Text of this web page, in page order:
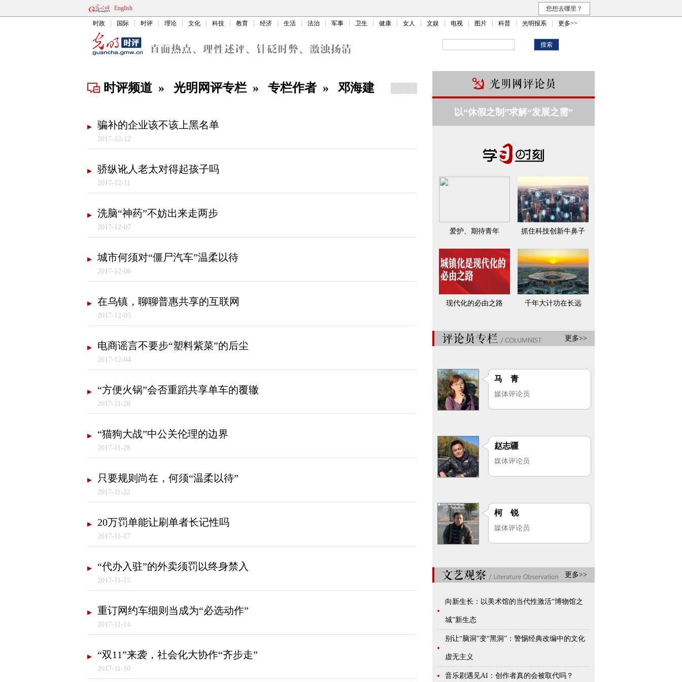
English 您想去哪里？
时政 国际 时评 理论 文化 科技 教育 经济 生活 法治 军事 卫生 健康 女人 文娱 电视 图片 科普 光明报系 更多>>
时评频道 » 光明网评专栏 » 专栏作者 » 邓海建
骗补的企业该不该上黑名单
2017-12-12
骄纵讹人老太对得起孩子吗
2017-12-11
洗脑“神药”不妨出来走两步
2017-12-07
城市何须对“僵尸汽车”温柔以待
2017-12-06
在乌镇，聊聊普惠共享的互联网
2017-12-05
电商谣言不要步“塑料紫菜”的后尘
2017-12-04
“方便火锅”会否重蹈共享单车的覆辙
2017-11-28
“猫狗大战”中公关伦理的边界
2017-11-28
只要规则尚在，何须“温柔以待”
2017-11-22
20万罚单能让刷单者长记性吗
2017-11-17
“代办入驻”的外卖须罚以终身禁入
2017-11-15
重订网约车细则当成为“必选动作”
2017-11-14
“双11”来袭，社会化大协作“齐步走”
2017-11-10
以“休假之制”求解“发展之需”
爱护、期待青年 抓住科技创新牛鼻子
现代化的必由之路 千年大计功在长远
更多>>
马 青
媒体评论员
赵志疆
媒体评论员
柯 锐
媒体评论员
更多>>
向新生长：以美术馆的当代性激活“博物馆之
城”新生态
别让“脑洞”变“黑洞”：警惕经典改编中的文化
虚无主义
音乐剧遇见AI：创作者真的会被取代吗？